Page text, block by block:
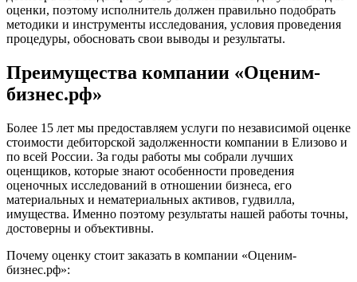
оценки, поэтому исполнитель должен правильно подобрать
методики и инструменты исследования, условия проведения
процедуры, обосновать свои выводы и результаты.
Преимущества компании «Оценим-
бизнес.рф»
Более 15 лет мы предоставляем услуги по независимой оценке
стоимости дебиторской задолженности компании в Елизово и
по всей России. За годы работы мы собрали лучших
оценщиков, которые знают особенности проведения
оценочных исследований в отношении бизнеса, его
материальных и нематериальных активов, гудвилла,
имущества. Именно поэтому результаты нашей работы точны,
достоверны и объективны.
Почему оценку стоит заказать в компании «Оценим-
бизнес.рф»:
Евпатория
Егорьевск
Ейск
Екатеринбург
Елабуга
Елец
Елизово
Енисейск
Ермолино
Ессентуки
Железногорск
Железногорск-Илимский
Жуковский
Заводоуковск
Заозерный